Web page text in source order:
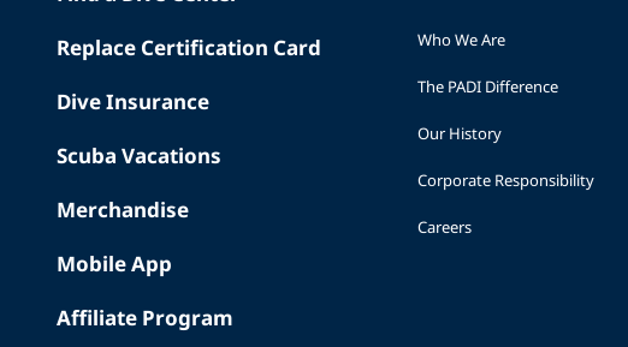
Replace Certification Card
Dive Insurance
Scuba Vacations
Merchandise
Mobile App
Affiliate Program
Who We Are
The PADI Difference
Our History
Corporate Responsibility
Careers